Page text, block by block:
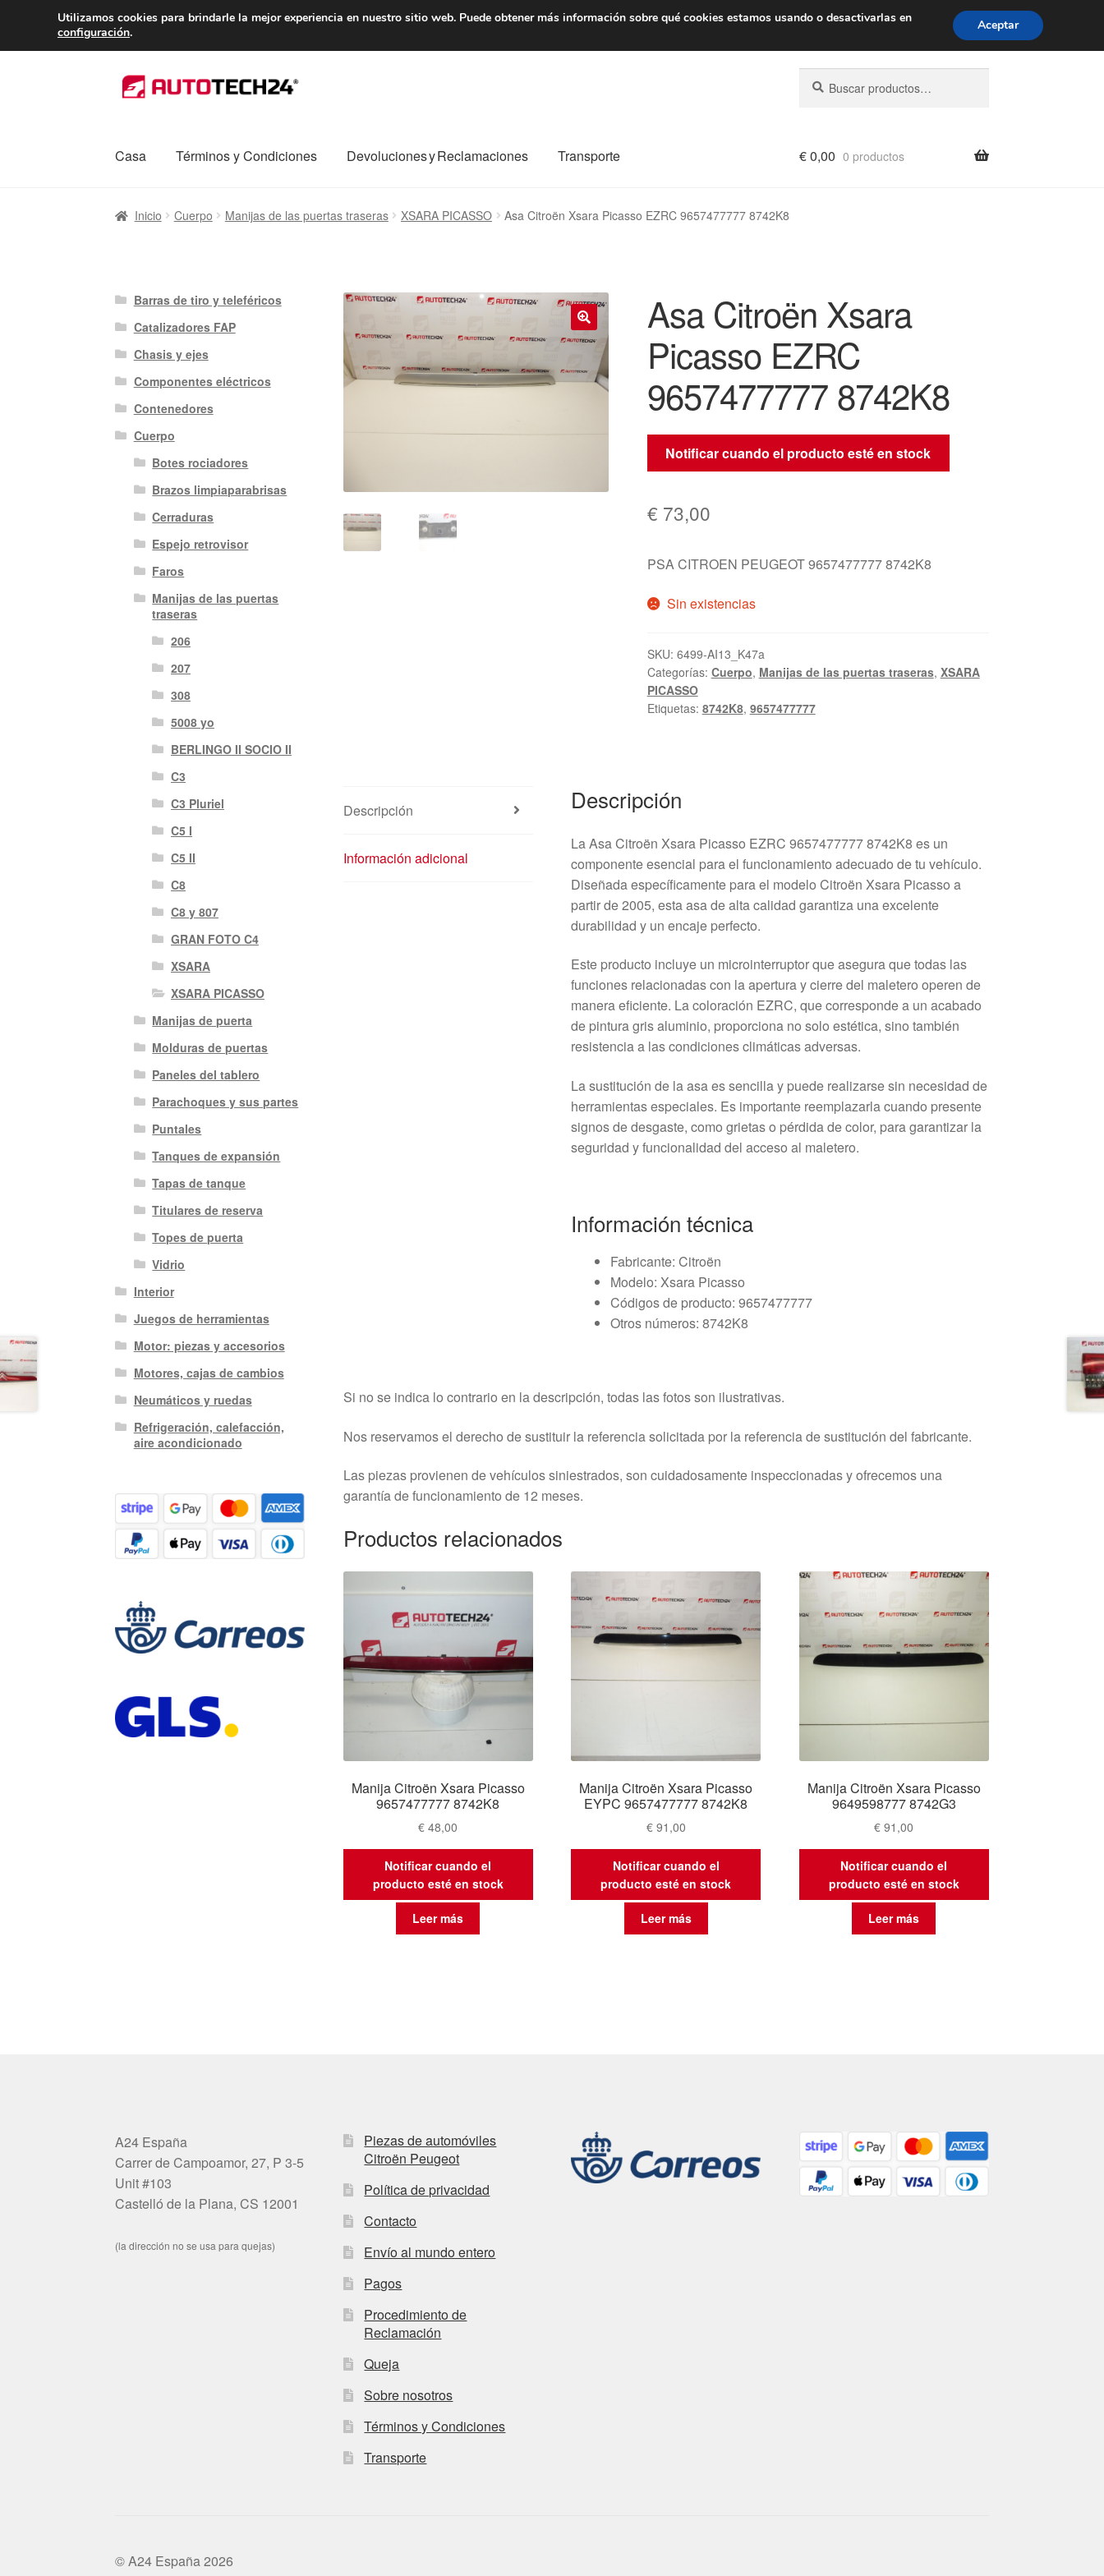
ENTREGA desde 7 EUR De lunes a viernes de 9 a. m. a 4 p. m.900 933 246
Ir
a
Ir
al
por:
Casa Términos y Condiciones Devoluciones y Reclamaciones Transporte
InicioCaja registradora Carro Contacto Envío al mundo enteroMi cuentaPagosPolítica de privacidad
€0,00 0 productos
Inicio Cuerpo Manijas de las puertas traseras XSARA PICASSO Asa Citroën Xsara Picasso EZRC 9657477777 8742K8
🔍
Asa Citroën Xsara
Picasso EZRC
9657477777 8742K8
Notificar cuando el producto esté en stock
€ 73,00
PSA CITROEN PEUGEOT 9657477777 8742K8
Sin existencias
SKU: 6499-AI13_K47a
Categorías: Cuerpo, Manijas de las puertas traseras, XSARA
PICASSO
Etiquetas: 8742K8, 9657477777
Descripción
Información adicional
Descripción
La Asa Citroën Xsara Picasso EZRC 9657477777 8742K8 es un
componente esencial para el funcionamiento adecuado de tu vehículo.
Diseñada específicamente para el modelo Citroën Xsara Picasso a
partir de 2005, esta asa de alta calidad garantiza una excelente
durabilidad y un encaje perfecto.
Este producto incluye un microinterruptor que asegura que todas las
funciones relacionadas con la apertura y cierre del maletero operen de
manera eficiente. La coloración EZRC, que corresponde a un acabado
de pintura gris aluminio, proporciona no solo estética, sino también
resistencia a las condiciones climáticas adversas.
La sustitución de la asa es sencilla y puede realizarse sin necesidad de
herramientas especiales. Es importante reemplazarla cuando presente
signos de desgaste, como grietas o pérdida de color, para garantizar la
seguridad y funcionalidad del acceso al maletero.
Información técnica
Fabricante: Citroën
Modelo: Xsara Picasso
Códigos de producto: 9657477777
Otros números: 8742K8
Si no se indica lo contrario en la descripción, todas las fotos son ilustrativas.
Nos reservamos el derecho de sustituir la referencia solicitada por la referencia de sustitución del fabricante.
Las piezas provienen de vehículos siniestrados, son cuidadosamente inspeccionadas y ofrecemos una
garantía de funcionamiento de 12 meses.
Productos relacionados
Manija Citroën Xsara Picasso
9657477777 8742K8
€ 48,00
Notificar cuando el
producto esté en stock
Leer más
Manija Citroën Xsara Picasso
EYPC 9657477777 8742K8
€91,00
Notificar cuando el
producto esté en stock
Leer más
Manija Citroën Xsara Picasso
9649598777 8742G3
€ 91,00
Notificar cuando el
producto esté en stock
Leer más
Barras de tiro y teleféricos
Catalizadores FAP
Chasis y ejes
Componentes eléctricos
Contenedores
Cuerpo
Botes rociadores
Brazos limpiaparabrisas
Cerraduras
Espejo retrovisor
Faros
Manijas de las puertas
traseras
206
207
308
5008 yo
BERLINGO II SOCIO II
C3
C3 Pluriel
C5 I
C5 II
C8
C8 y 807
GRAN FOTO C4
XSARA
XSARA PICASSO
Manijas de puerta
Molduras de puertas
Paneles del tablero
Parachoques y sus partes
Puntales
Tanques de expansión
Tapas de tanque
Titulares de reserva
Topes de puerta
Vidrio
Interior
Juegos de herramientas
Motor: piezas y accesorios
Motores, cajas de cambios
Neumáticos y ruedas
Refrigeración, calefacción,
aire acondicionado
A24 España
Carrer de Campoamor, 27, P 3-5
Unit #103
Castelló de la Plana, CS 12001
(la dirección no se usa para quejas)
Piezas de automóviles
Citroën Peugeot
Política de privacidad
Contacto
Envío al mundo entero
Pagos
Procedimiento de
Reclamación
Queja
Sobre nosotros
Términos y Condiciones
Transporte
© A24 España 2026
Utilizamos cookies para brindarle la mejor experiencia en nuestro sitio web. Puede obtener más información sobre qué cookies estamos usando o desactivarlas en
configuración. Aceptar